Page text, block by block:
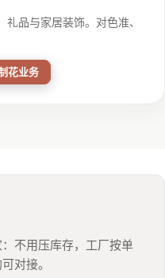
品与家居装饰。对色准、
花业务
不用压库存，工厂按单
对接。